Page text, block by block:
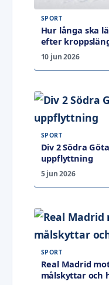
SPORT
Hur långa ska
efter
10 jun 2026
SPORT
Div 2 Södra
uppflyttning
5 jun 2026
SPORT
Real Madrid
målskyttar och